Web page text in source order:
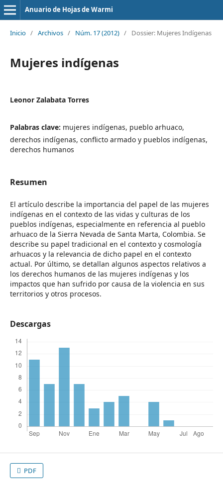
Anuario de Hojas de Warmi
Inicio / Archivos / Núm. 17 (2012) / Dossier: Mujeres Indígenas
Mujeres indígenas
Leonor Zalabata Torres
Palabras clave: mujeres indígenas, pueblo arhuaco,
derechos indígenas, conflicto armado y pueblos indígenas,
derechos humanos
Resumen
El artículo describe la importancia del papel de las mujeres
indígenas en el contexto de las vidas y culturas de los
pueblos indígenas, especialmente en referencia al pueblo
arhuaco de la Sierra Nevada de Santa Marta, Colombia. Se
describe su papel tradicional en el contexto y cosmología
arhuacos y la relevancia de dicho papel en el contexto
actual. Por último, se detallan algunos aspectos relativos a
los derechos humanos de las mujeres indígenas y los
impactos que han sufrido por causa de la violencia en sus
territorios y otros procesos.
Descargas
PDF